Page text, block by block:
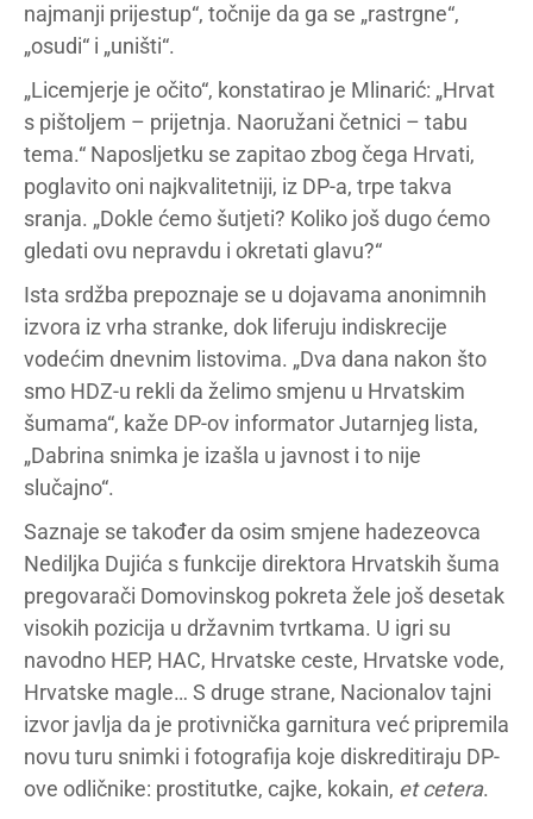
najmanji prijestup“, točnije da ga se „rastrgne“,
„osudi“ i „uništi“.
„Licemjerje je očito“, konstatirao je Mlinarić: „Hrvat
s pištoljem – prijetnja. Naoružani četnici – tabu
tema.“ Naposljetku se zapitao zbog čega Hrvati,
poglavito oni najkvalitetniji, iz DP-a, trpe takva
sranja. „Dokle ćemo šutjeti? Koliko još dugo ćemo
gledati ovu nepravdu i okretati glavu?“
Ista srdžba prepoznaje se u dojavama anonimnih
izvora iz vrha stranke, dok liferuju indiskrecije
vodećim dnevnim listovima. „Dva dana nakon što
smo HDZ-u rekli da želimo smjenu u Hrvatskim
šumama“, kaže DP-ov informator Jutarnjeg lista,
„Dabrina snimka je izašla u javnost i to nije
slučajno“.
Saznaje se također da osim smjene hadezeovca
Nediljka Dujića s funkcije direktora Hrvatskih šuma
pregovarači Domovinskog pokreta žele još desetak
visokih pozicija u državnim tvrtkama. U igri su
navodno HEP, HAC, Hrvatske ceste, Hrvatske vode,
Hrvatske magle… S druge strane, Nacionalov tajni
izvor javlja da je protivnička garnitura već pripremila
novu turu snimki i fotografija koje diskreditiraju DP-
ove odličnike: prostitutke, cajke, kokain, et cetera.